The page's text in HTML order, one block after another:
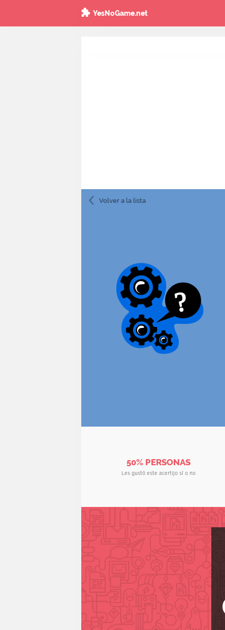
YesNoGame.net
Volver a la lista
50% PERSONAS
Les gustó este acertijo sí o no